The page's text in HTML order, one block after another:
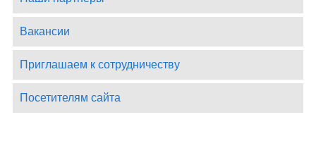
Вакансии
Приглашаем к сотрудничеству
Посетителям сайта